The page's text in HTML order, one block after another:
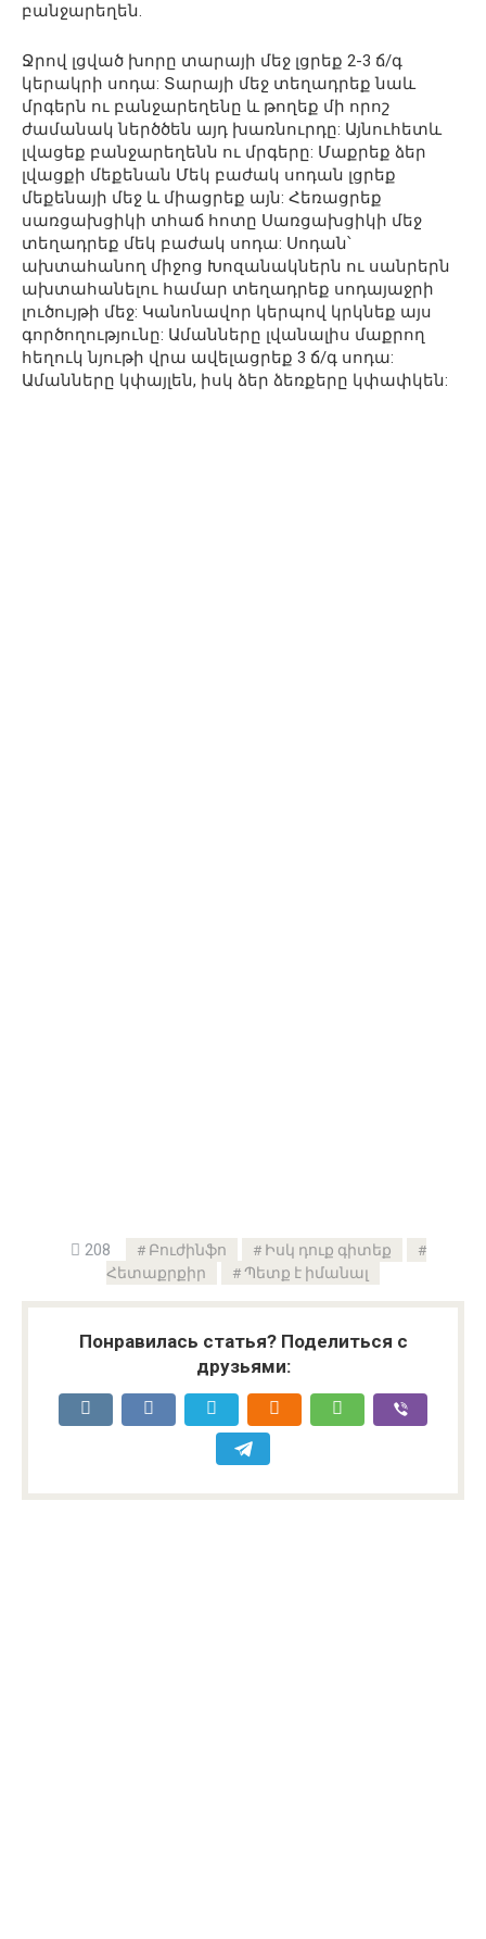
բանջարեղեն.
Ջրով լցված խորը տարայի մեջ լցրեք 2-3 ճ/գ
կերակրի սոդա: Տարայի մեջ տեղադրեք նաև
մրգերն ու բանջարեղենը և թողեք մի որոշ
ժամանակ ներծծեն այդ խառնուրդը: Այնուհետև
լվացեք բանջարեղենն ու մրգերը: Մաքրեք ձեր
լվացքի մեքենան Մեկ բաժակ սոդան լցրեք
մեքենայի մեջ և միացրեք այն: Հեռացրեք
սառցախցիկի տհաճ հոտը Սառցախցիկի մեջ
տեղադրեք մեկ բաժակ սոդա: Սոդան՝
ախտահանող միջոց Խոզանակներն ու սանրերն
ախտահանելու համար տեղադրեք սոդայաջրի
լուծույթի մեջ: Կանոնավոր կերպով կրկնեք այս
գործողությունը: Ամանները լվանալիս մաքրող
հեղուկ նյութի վրա ավելացրեք 3 ճ/գ սոդա:
Ամանները կփայլեն, իսկ ձեր ձեռքերը կփափկեն:
208 Բուժինֆո
Իսկ դուք գիտեք
Հետաքրքիր
Պետք է իմանալ
Понравилась статья? Поделиться с
друзьями: